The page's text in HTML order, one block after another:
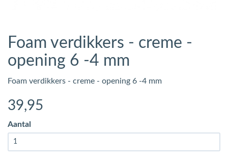
Foam verdikkers - creme -
opening 6 -4 mm
Foam verdikkers - creme - opening 6 -4 mm
39,95
Aantal